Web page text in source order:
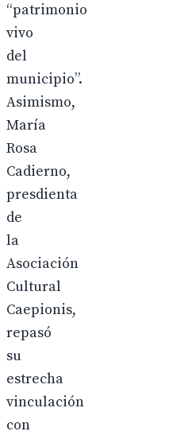
“patrimonio
vivo
del
municipio”.
Asimismo,
María
Rosa
Cadierno,
presdienta
de
la
Asociación
Cultural
Caepionis,
repasó
su
estrecha
vinculación
con